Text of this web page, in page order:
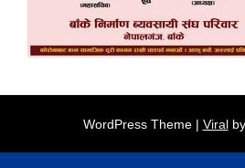
WordPress Theme | Viralby